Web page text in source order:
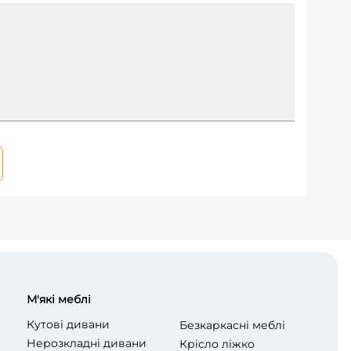
М'які меблі
Кутові дивани
Нерозкладні дивани
Безкаркасні меблі
Крісло ліжко